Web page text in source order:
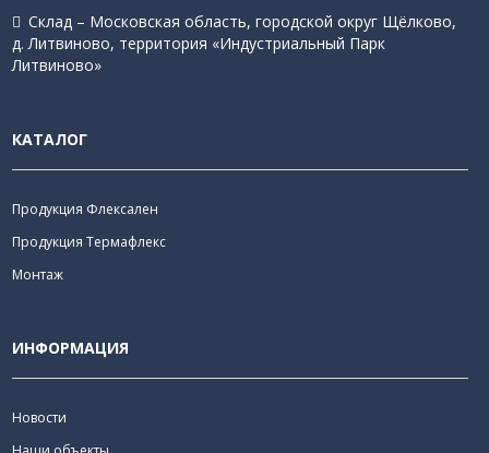
Склад – Московская область, городской округ Щёлково,
д. Литвиново, территория «Индустриальный Парк
Литвиново»
КАТАЛОГ
Продукция Флексален
Продукция Термафлекс
Монтаж
ИНФОРМАЦИЯ
Новости